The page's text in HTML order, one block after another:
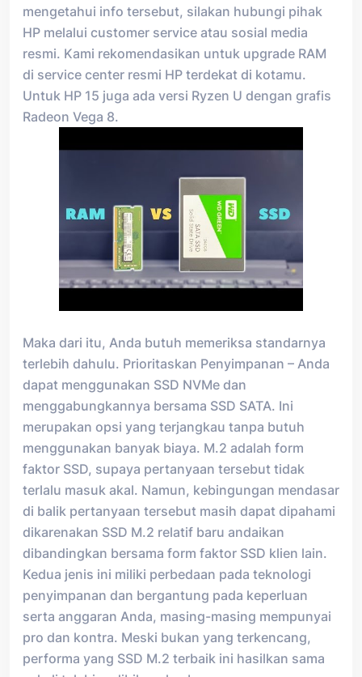
mengetahui info tersebut, silakan hubungi pihak
HP melalui customer service atau sosial media
resmi. Kami rekomendasikan untuk upgrade RAM
di service center resmi HP terdekat di kotamu.
Untuk HP 15 juga ada versi Ryzen U dengan grafis
Radeon Vega 8.
Maka dari itu, Anda butuh memeriksa standarnya
terlebih dahulu. Prioritaskan Penyimpanan – Anda
dapat menggunakan SSD NVMe dan
menggabungkannya bersama SSD SATA. Ini
merupakan opsi yang terjangkau tanpa butuh
menggunakan banyak biaya. M.2 adalah form
faktor SSD, supaya pertanyaan tersebut tidak
terlalu masuk akal. Namun, kebingungan mendasar
di balik pertanyaan tersebut masih dapat dipahami
dikarenakan SSD M.2 relatif baru andaikan
dibandingkan bersama form faktor SSD klien lain.
Kedua jenis ini miliki perbedaan pada teknologi
penyimpanan dan bergantung pada keperluan
serta anggaran Anda, masing-masing mempunyai
pro dan kontra. Meski bukan yang terkencang,
performa yang SSD M.2 terbaik ini hasilkan sama